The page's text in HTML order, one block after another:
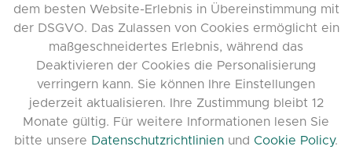
Feedback hinterlassen
Discord
Häufig gestellte Fragen
Datenschutzrichtlinien
dem besten Website-Erlebnis in Übereinstimmung mit
der DSGVO. Das Zulassen von Cookies ermöglicht ein
maßgeschneidertes Erlebnis, während das
Deaktivieren der Cookies die Personalisierung
verringern kann. Sie können Ihre Einstellungen
jederzeit aktualisieren. Ihre Zustimmung bleibt 12
Monate gültig. Für weitere Informationen lesen Sie
bitte unsere Datenschutzrichtlinien und Cookie Policy.